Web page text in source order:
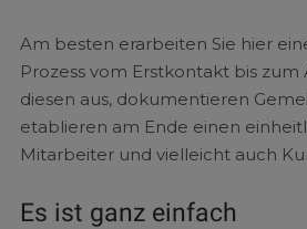
Am besten erarbeiten Sie hier
Prozess vom Erstkontakt bis zum
diesen aus, dokumentieren
etablieren am Ende einen
Mitarbeiter und vielleicht auch
Es ist ganz einfach